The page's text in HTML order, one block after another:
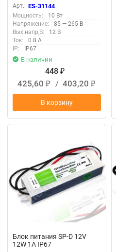
Арт.: ES-31144
Мощность:
10 Вт
Напряжение:
85 — 265 В
Вых.напр,В:
12 В
Ток:
0.8 А
IP:
IP67
В наличии
448 ₽
425,60 ₽ / 403,20 ₽
В корзину
Блок питания SP-D 12V
12W 1A IP67